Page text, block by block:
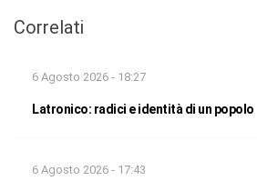
Correlati
6 Agosto 2026 - 18:27
Latronico: radici e identità di un popolo
6 Agosto 2026 - 17:43